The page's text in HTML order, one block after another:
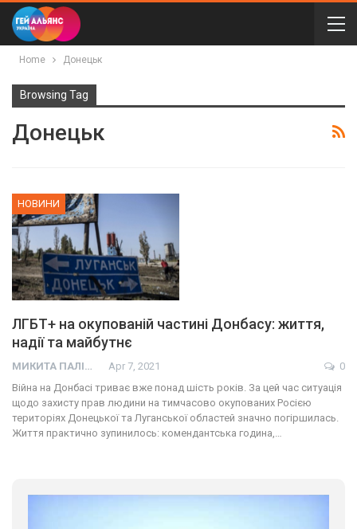
Home Донецьк
Browsing Tag
Донецьк
НОВИНИ
ЛГБТ+ на окупованій частині Донбасу: життя,
надії та майбутнє
МИКИТА ПАЛІЙ Apr 7, 2021
0
Війна на Донбасі триває вже понад шість років. За цей час ситуація
щодо захисту прав людини на тимчасово окупованих Росією
територіях Донецької та Луганської областей значно погіршилась.
Життя практично зупинилось: комендантська година,…